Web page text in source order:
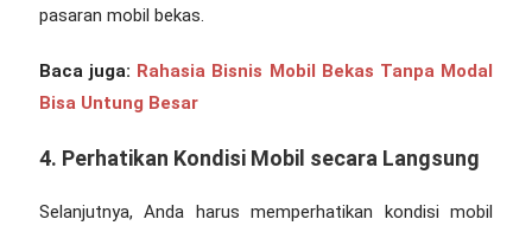
pasaran mobil bekas.
Baca juga: Rahasia Bisnis Mobil Bekas Tanpa Modal
Bisa Untung Besar
4. Perhatikan Kondisi Mobil secara Langsung
Selanjutnya, Anda harus memperhatikan kondisi mobil